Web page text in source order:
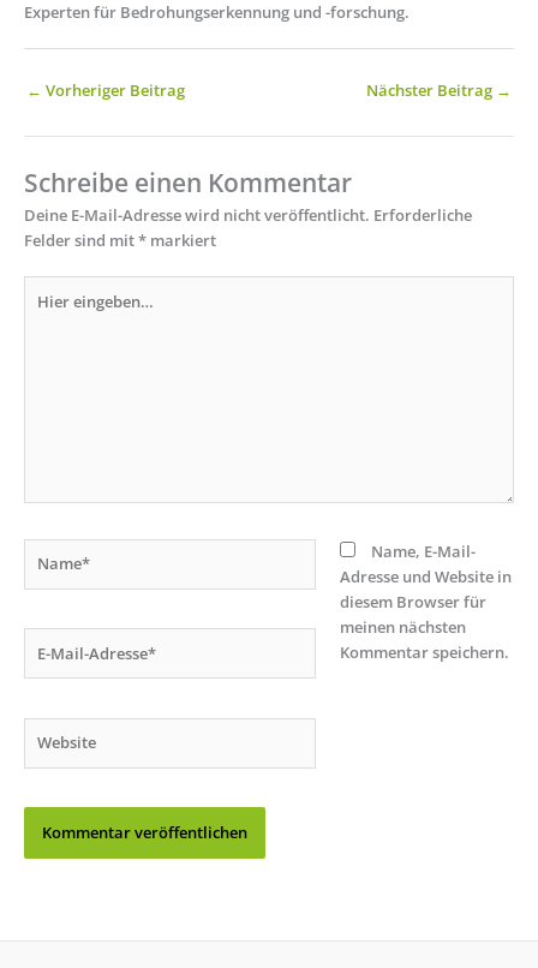
Experten für Bedrohungserkennung und -forschung.
← Vorheriger Beitrag Nächster Beitrag →
Schreibe einen Kommentar
Deine E-Mail-Adresse wird nicht veröffentlicht. Erforderliche
Felder sind mit* markiert
eingeben…
Mail-
Name, E-Mail-
Adresse und Website in
diesem Browser für
meinen nächsten
Kommentar speichern.